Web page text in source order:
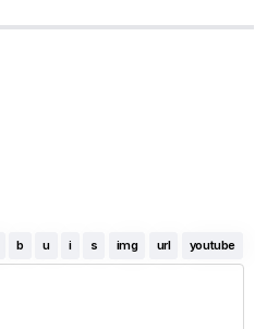
b u i s img url youtube